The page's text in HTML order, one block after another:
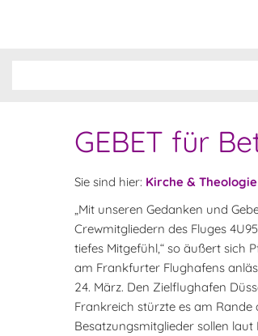
GEBET für
Sie sind hier: Kirche &
„Mit unseren Gedanken und
Crewmitgliedern des Fluges
tiefes Mitgefühl,“ so äußert sich
am Frankfurter Flughafens
24. März. Den Zielflughafen
Frankreich stürzte es am Rande
Besatzungsmitglieder sollen